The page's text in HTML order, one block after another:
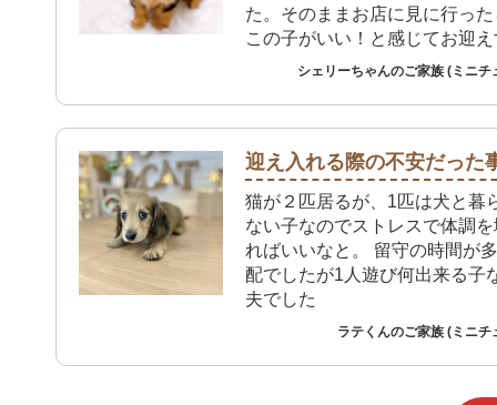
た。そのままお店に見に行っ
この子がいい！と感じてお迎
になりました。
シェリーちゃんのご家族 (ミニチ
迎え入れる際の不安だった
猫が２匹居るが、1匹は犬と暮
ない子なのでストレスで体調
ればいいなと。 留守の時間が
配でしたが1人遊び何出来る子
夫でした
ラテくんのご家族 (ミニチ